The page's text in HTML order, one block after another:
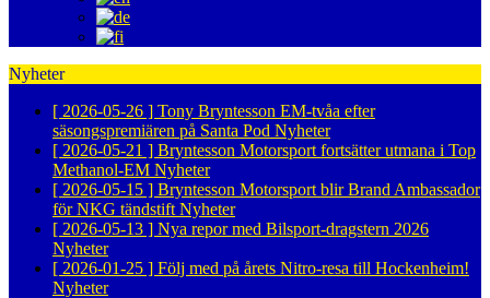
Nyheter
[ 2026-05-26 ] Tony Bryntesson EM-tvåa efter
säsongspremiären på Santa Pod Nyheter
[ 2026-05-21 ] Bryntesson Motorsport fortsätter utmana i Top
Methanol-EM Nyheter
[ 2026-05-15 ] Bryntesson Motorsport blir Brand Ambassador
för NKG tändstift Nyheter
[ 2026-05-13 ] Nya repor med Bilsport-dragstern 2026
Nyheter
[ 2026-01-25 ] Följ med på årets Nitro-resa till Hockenheim!
Nyheter